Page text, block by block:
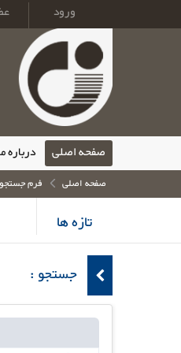
ورود
صفحه اصلی درباره
صفحه اصلی فرم
تازه ها
جستجو :